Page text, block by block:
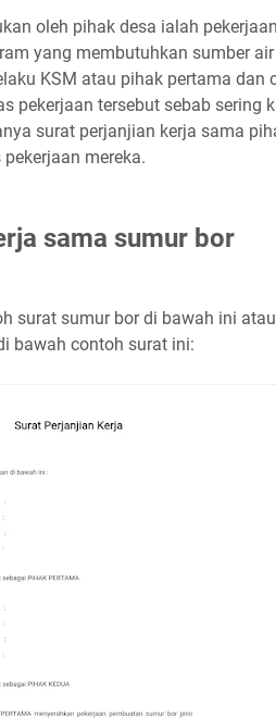
oleh pihak desa ialah
yang membutuhkan sumber
KSM atau pihak pertama dan
pekerjaan tersebut sebab sering
surat perjanjian kerja sama
mereka.
sama sumur bor
surat sumur bor di bawah ini
bawah contoh surat ini: